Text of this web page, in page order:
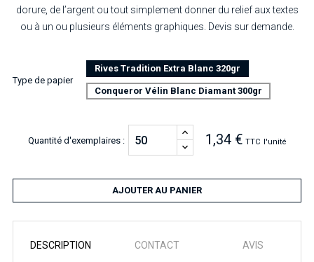
dorure, de l’argent ou tout simplement donner du relief aux textes
ou à un ou plusieurs éléments graphiques. Devis sur demande.
Type de papier
Rives Tradition Extra Blanc 320gr
Conqueror Vélin Blanc Diamant 300gr
Quantité d'exemplaires : 1,34 € TTC l'unité
AJOUTER AU PANIER
DESCRIPTION CONTACT AVIS